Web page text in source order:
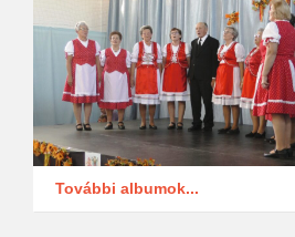
További albumok...